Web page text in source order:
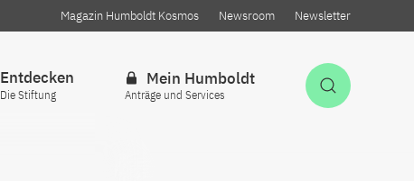
Magazin Humboldt Kosmos Newsroom Newsletter
Entdecken
Die Stiftung
Mein Humboldt
Anträge und Services